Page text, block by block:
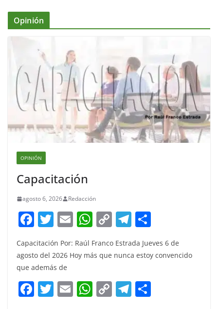
Opinión
OPINIÓN
Capacitación
agosto 6, 2026 Redacción
F
a
c
e
b
o
T
itt
er
E
m
ai
W
at
A
p
C
p
Li
n
T
el
e
a
m
ar
e
Capacitación Por: Raúl Franco Estrada Jueves 6 de
agosto del 2026 Hoy más que nunca estoy convencido
que además de
F T E W C T